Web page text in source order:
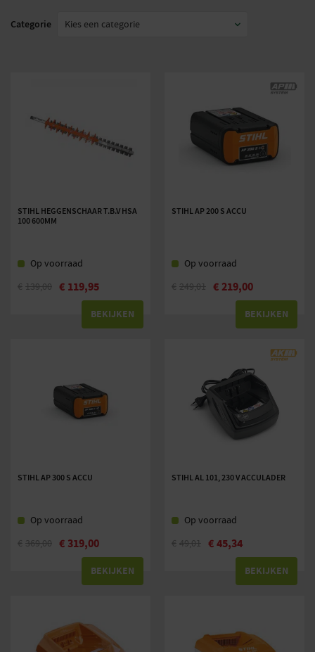
Categorie
STIHL HEGGENSCHAAR T.B.V HSA
100 600MM
Op voorraad
€ 139,00 € 119,95
BEKIJKEN
STIHL AP 200 S ACCU
Op voorraad
€ 249,01 €219,00
BEKIJKEN
STIHL AP 300 S ACCU
Op voorraad
€ 369,00 €319,00
BEKIJKEN
STIHL AL 101, 230 V ACCULADER
Op voorraad
€ 49,01 €45,34
BEKIJKEN